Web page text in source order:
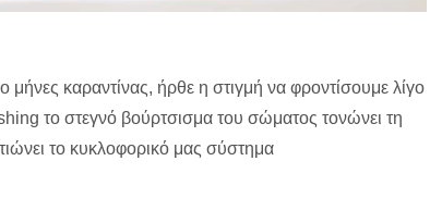
μήνες καραντίνας, ήρθε η στιγμή να φροντίσουμε λίγο
το στεγνό βούρτσισμα του σώματος τονώνει τη
το κυκλοφορικό μας σύστημα